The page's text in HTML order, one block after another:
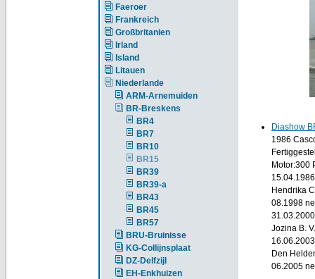
Faeroer
Frankreich
Großbritanien
Irland
Island
Litauen
Niederlande
ARM-Arnemuiden
BR-Breskens
BR4
BR7
BR10
BR15
BR39
BR39-a
BR43
BR45
BR57
BRU-Bruinisse
KG-Collijnsplaat
DZ-Delfzijl
EH-Enkhuizen
Diashow
1986
Motor:300
Hendrika
08.1998
Jozina B.
Den
06.2005